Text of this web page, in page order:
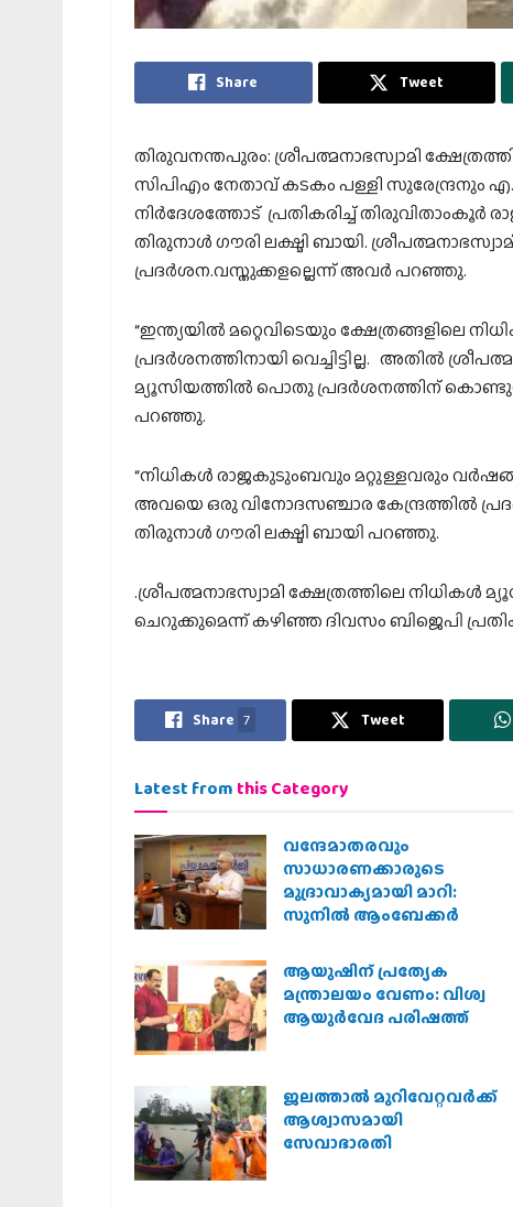
Share Tweet
തിരുവനന്തപുരം: ശ്രീപത്മനാഭസ്വാമി
സിപിഎം നേതാവ് കടകം പള്ളി സുരേന്ദ്രനും
നിര്‍ദേശത്തോട് പ്രതികരിച്ച്
തിരുനാൾ ഗൗരി ലക്ഷ്മി ബായി.
പ്രദര്‍ശന.വസ്തുക്കളല്ലെന്ന് അവര്‍ പറഞ്ഞു.
“ഇന്ത്യയിൽ മറ്റെവിടെയും ക്ഷേത്രങ്ങളിലെ
പ്രദർശനത്തിനായി വെച്ചിട്ടില്ല. അതില്‍
മ്യൂസിയത്തിൽ പൊതു പ്രദർശനത്തിന്
പറഞ്ഞു.
“നിധികൾ രാജകുടുംബവും മറ്റുള്ളവരും
അവയെ ഒരു വിനോദസഞ്ചാര കേന്ദ്രത്തിൽ
തിരുനാൾ ഗൗരി ലക്ഷ്മി ബായി പറഞ്ഞു.
.ശ്രീപത്മനാഭസ്വാമി ക്ഷേത്രത്തിലെ നിധികൾ
ചെറുക്കുമെന്ന് കഴിഞ്ഞ ദിവസം ബിജെപി
Share 7 Tweet
Latest from this Category
വന്ദേമാതരവും
സാധാരണക്കാരുടെ
മുദ്രാവാക്യമായി മാറി:
സുനിൽ ആംബേക്കർ
ആയുഷിന് പ്രത്യേക
മന്ത്രാലയം വേണം: വിശ്വ
ആയുര്‍വേദ പരിഷത്ത്
ജലത്താല്‍ മുറിവേറ്റവര്‍ക്ക്
ആശ്വാസമായി
സേവാഭാരതി